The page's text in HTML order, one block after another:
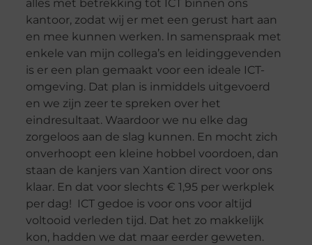
alles met betrekking tot ICT binnen ons
kantoor, zodat wij er met een gerust hart aan
en mee kunnen werken. In samenspraak met
enkele van mijn collega’s en leidinggevenden
is er een plan gemaakt voor een ideale ICT-
omgeving. Dat plan is inmiddels uitgevoerd
en we zijn zeer te spreken over het
eindresultaat. Waardoor we nu elke dag
zorgeloos aan de slag kunnen. En mocht zich
onverhoopt een kleine hobbel voordoen, dan
staan de kanjers van Xantion direct voor ons
klaar. En dat voor slechts € 1,95 per werkplek
per dag! ICT gedoe is voor ons voor altijd
voltooid verleden tijd. Dat het zo makkelijk
kon, hadden we dat maar eerder geweten.